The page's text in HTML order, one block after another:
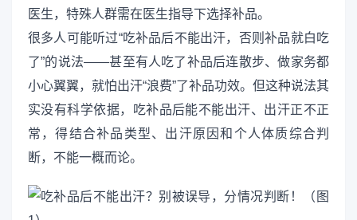
医生，特殊人群需在医生指导下选择补品。
很多人可能听过“吃补品后不能出汗，否则补品就白吃
了”的说法——甚至有人吃了补品后连散步、做家务都
小心翼翼，就怕出汗“浪费”了补品功效。但这种说法其
实没有科学依据，吃补品后能不能出汗、出汗正不正
常，得结合补品类型、出汗原因和个人体质综合判
断，不能一概而论。